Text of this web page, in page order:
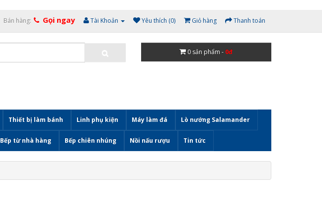
Bán hàng: Gọi ngay Tài Khoản Yêu thích (0) Giỏ hàng Thanh toán
0 sản phẩm - 0đ
Thiết bị làm bánh Linh phụ kiện Máy làm đá Lò nướng Salamander
Bếp từ nhà hàng Bếp chiên nhúng Nồi nấu rượu Tin tức